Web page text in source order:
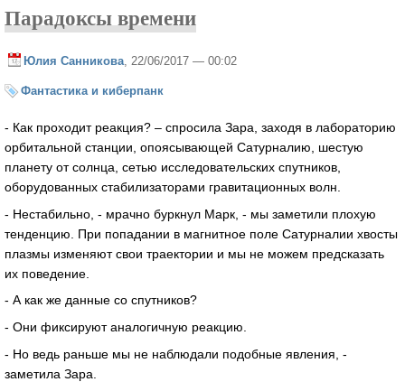
Парадоксы времени
Юлия Санникова , 22/06/2017 — 00:02
Фантастика и киберпанк
- Как проходит реакция? – спросила Зара, заходя в лабораторию
орбитальной станции, опоясывающей Сатурналию, шестую
планету от солнца, сетью исследовательских спутников,
оборудованных стабилизаторами гравитационных волн.
- Нестабильно, - мрачно буркнул Марк, - мы заметили плохую
тенденцию. При попадании в магнитное поле Сатурналии хвосты
плазмы изменяют свои траектории и мы не можем предсказать
их поведение.
- А как же данные со спутников?
- Они фиксируют аналогичную реакцию.
- Но ведь раньше мы не наблюдали подобные явления, -
заметила Зара.